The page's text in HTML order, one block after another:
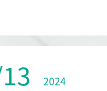
好的推薦？今天小編就給大
2024